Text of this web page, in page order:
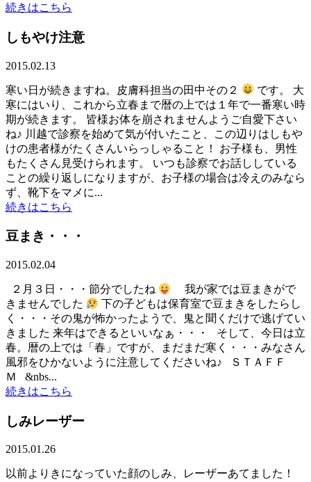
続きはこちら
しもやけ注意
2015.02.13
寒い日が続きますね。皮膚科担当の田中その２
です。 大
寒にはいり、これから立春まで暦の上では１年で一番寒い時
期が続きます。 皆様お体を崩されませんようご自愛下さい
ね♪ 川越で診察を始めて気が付いたこと、この辺りはしもや
けの患者様がたくさんいらっしゃること！ お子様も、男性
もたくさん見受けられます。 いつも診察でお話ししている
ことの繰り返しになりますが、お子様の場合は冷えのみなら
ず、靴下をマメに...
続きはこちら
豆まき・・・
2015.02.04
２月３日・・・節分でしたね
我が家では豆まきがで
きませんでした
下の子どもは保育室で豆まきをしたらし
く・・・その鬼が怖かったようで、鬼と聞くだけで逃げてい
きました 来年はできるといいなぁ・・・ そして、今日は立
春。暦の上では「春」ですが、まだまだ寒く・・・みなさん
風邪をひかないように注意してくださいね♪ ＳＴＡＦＦ
Ｍ &nbs...
続きはこちら
しみレーザー
2015.01.26
以前よりきになっていた顔のしみ、レーザーあてました！